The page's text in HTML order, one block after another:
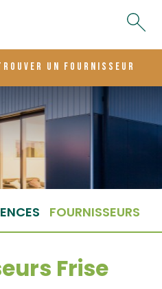
un fournisseur
FOURNISSEURS
Frise